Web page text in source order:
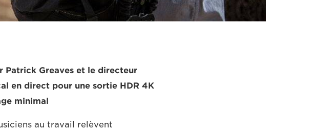
Patrick Greaves et le directeur
en direct pour une sortie HDR 4K
minimal
au travail relèvent